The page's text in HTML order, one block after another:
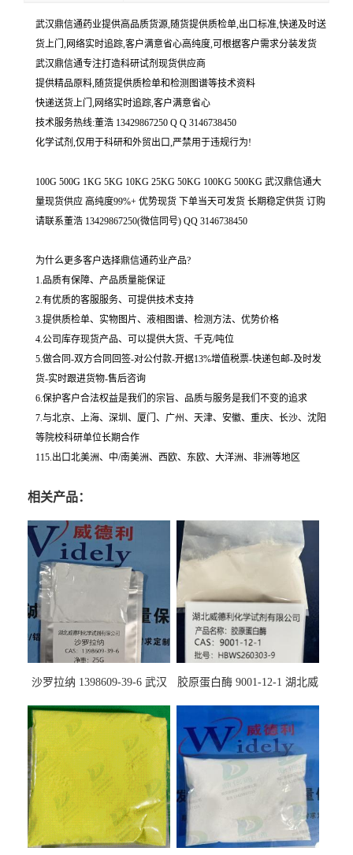
武汉鼎信通药业提供高品质货源,随货提供质检单,出口标准,快递及时送
货上门,网络实时追踪,客户满意省心高纯度,可根据客户需求分装发货
武汉鼎信通专注打造科研试剂现货供应商
提供精品原料,随货提供质检单和检测图谱等技术资料
快递送货上门,网络实时追踪,客户满意省心
技术服务热线:董浩 13429867250 Q Q 3146738450
化学试剂,仅用于科研和外贸出口,严禁用于违规行为!
100G 500G 1KG 5KG 10KG 25KG 50KG 100KG 500KG 武汉鼎信通大
量现货供应 高纯度99%+ 优势现货 下单当天可发货 长期稳定供货 订购
请联系董浩 13429867250(微信同号) QQ 3146738450
为什么更多客户选择鼎信通药业产品?
1.品质有保障、产品质量能保证
2.有优质的客服服务、可提供技术支持
3.提供质检单、实物图片、液相图谱、检测方法、优势价格
4.公司库存现货产品、可以提供大货、千克/吨位
5.做合同-双方合同回签-对公付款-开据13%增值税票-快递包邮-及时发
货-实时跟进货物-售后咨询
6.保护客户合法权益是我们的宗旨、品质与服务是我们不变的追求
7.与北京、上海、深圳、厦门、广州、天津、安徽、重庆、长沙、沈阳
等院校科研单位长期合作
115.出口北美洲、中/南美洲、西欧、东欧、大洋洲、非洲等地区
相关产品：
沙罗拉纳 1398609-39-6 武汉
胶原蛋白酶 9001-12-1 湖北威